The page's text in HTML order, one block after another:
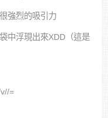
強烈的吸引力
中浮現出來XDD（這是
=